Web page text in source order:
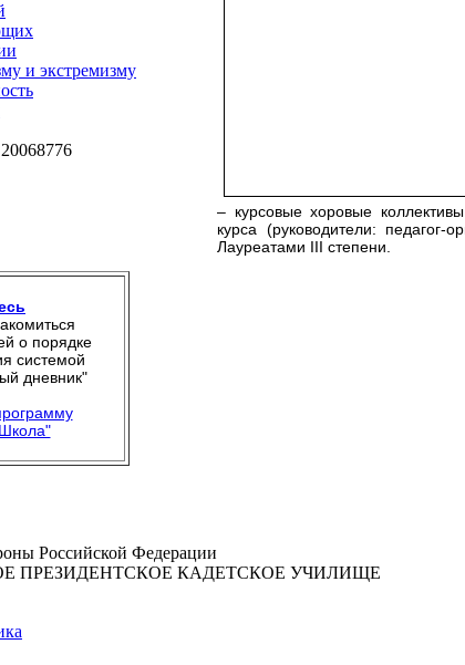
и экстремизму
о порядке
системой
дневник"
– курсовые хоровые
курса (руководители:
Лауреатами III степени.
Российской Федерации
ПРЕЗИДЕНТСКОЕ КАДЕТСКОЕ УЧИЛИЩЕ